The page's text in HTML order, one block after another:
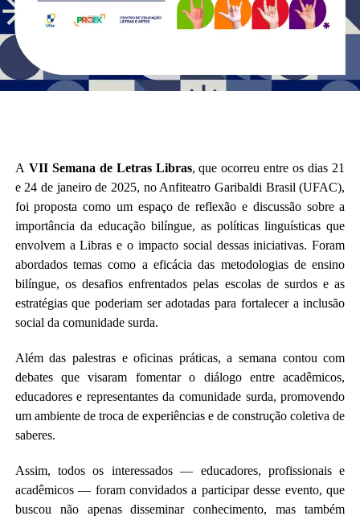
A VII Semana de Letras Libras, que ocorreu entre os dias 21
e 24 de janeiro de 2025, no Anfiteatro Garibaldi Brasil (UFAC),
foi proposta como um espaço de reflexão e discussão sobre a
importância da educação bilíngue, as políticas linguísticas que
envolvem a Libras e o impacto social dessas iniciativas. Foram
abordados temas como a eficácia das metodologias de ensino
bilíngue, os desafios enfrentados pelas escolas de surdos e as
estratégias que poderiam ser adotadas para fortalecer a inclusão
social da comunidade surda.
Além das palestras e oficinas práticas, a semana contou com
debates que visaram fomentar o diálogo entre acadêmicos,
educadores e representantes da comunidade surda, promovendo
um ambiente de troca de experiências e de construção coletiva de
saberes.
Assim, todos os interessados — educadores, profissionais e
acadêmicos — foram convidados a participar desse evento, que
buscou não apenas disseminar conhecimento, mas também